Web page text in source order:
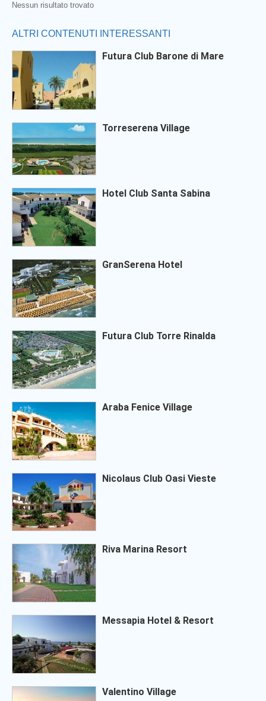
Nessun risultato trovato
ALTRI CONTENUTI INTERESSANTI
Futura Club Barone di Mare
Torreserena Village
Hotel Club Santa Sabina
GranSerena Hotel
Futura Club Torre Rinalda
Araba Fenice Village
Nicolaus Club Oasi Vieste
Riva Marina Resort
Messapia Hotel & Resort
Valentino Village